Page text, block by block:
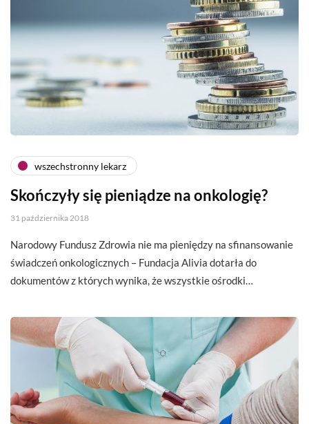
wszechstronny lekarz
Skończyły się pieniądze na onkologię?
31 października 2018
Narodowy Fundusz Zdrowia nie ma pieniędzy na sfinansowanie
świadczeń onkologicznych – Fundacja Alivia dotarła do
dokumentów z których wynika, że wszystkie ośrodki…